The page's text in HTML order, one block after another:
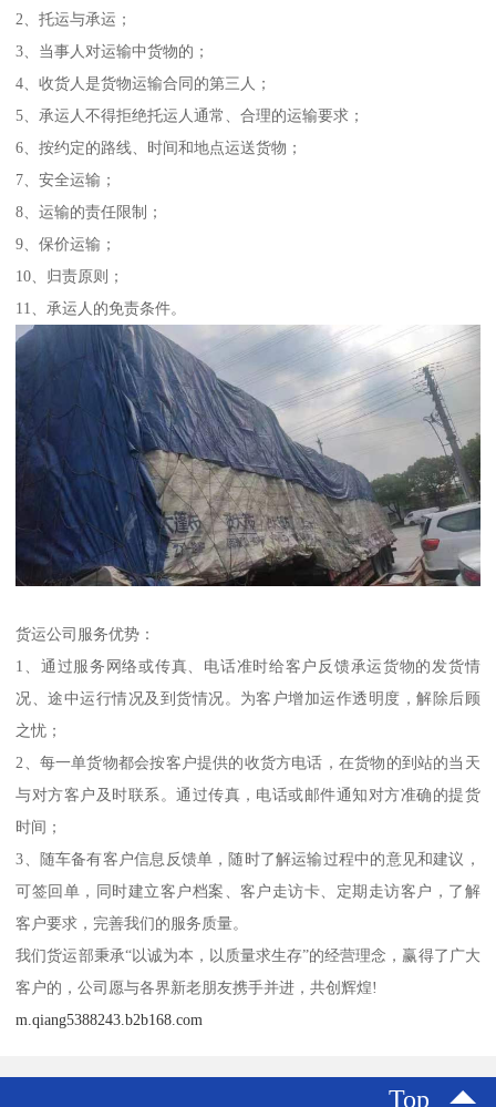
2、托运与承运；
3、当事人对运输中货物的；
4、收货人是货物运输合同的第三人；
5、承运人不得拒绝托运人通常、合理的运输要求；
6、按约定的路线、时间和地点运送货物；
7、安全运输；
8、运输的责任限制；
9、保价运输；
10、归责原则；
11、承运人的免责条件。
货运公司服务优势：
1、通过服务网络或传真、电话准时给客户反馈承运货物的发货情
况、途中运行情况及到货情况。为客户增加运作透明度，解除后顾
之忧；
2、每一单货物都会按客户提供的收货方电话，在货物的到站的当天
与对方客户及时联系。通过传真，电话或邮件通知对方准确的提货
时间；
3、随车备有客户信息反馈单，随时了解运输过程中的意见和建议，
可签回单，同时建立客户档案、客户走访卡、定期走访客户，了解
客户要求，完善我们的服务质量。
我们货运部秉承“以诚为本，以质量求生存”的经营理念，赢得了广大
客户的，公司愿与各界新老朋友携手并进，共创辉煌!
m.qiang5388243.b2b168.com
Top